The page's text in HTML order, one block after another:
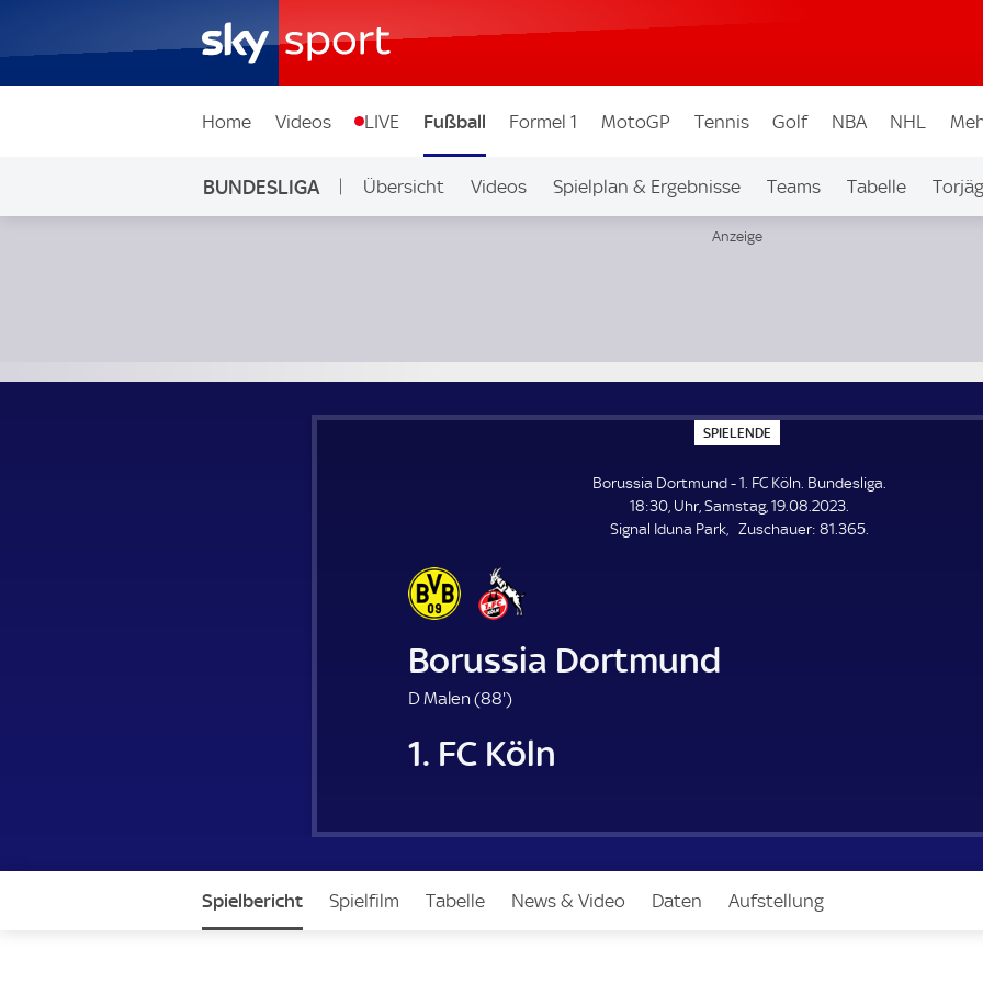
Home Videos LIVE Fußball Formel 1 MotoGP Tennis Golf NBA NHL
BUNDESLIGA Übersicht Videos Spielplan & Ergebnisse Teams Tabelle
SPIELENDE
P
E
L
E
N
Borussia Dortmund - 1. FC Köln. Bundesliga.
18:30, Uhr, Samstag, 19.08.2023.
Signal Iduna Park
Zuschauer: Z
81.365.
Borussia Dortmund
D Malen (88'8
.
m
u
e
)
1. FC Köln
Spielbericht Spielfilm Tabelle News & Video Daten Aufstellung